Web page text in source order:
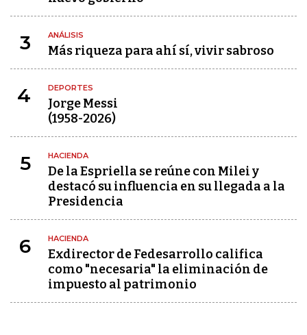
3 ANÁLISIS
Más riqueza para ahí sí, vivir sabroso
4 DEPORTES
Jorge Messi
(1958-2026)
5 HACIENDA
De la Espriella se reúne con Milei y
destacó su influencia en su llegada a la
Presidencia
6 HACIENDA
Exdirector de Fedesarrollo califica
como "necesaria" la eliminación de
impuesto al patrimonio